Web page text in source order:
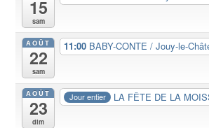
15
sam
AOÛT
22
sam
11:00 BABY-CONTE / Jouy-le-
AOÛT
23
dim
Jour entier LA FÊTE DE LA